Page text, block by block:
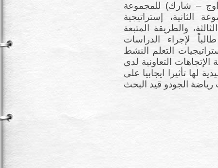
– شارك) للمجموعة
الثانية، إستراتيجية
والطريقة المتبعة
الرابعة، كما تم إختيار (20) طالباً لإجراء الدراسات
وأشارت أهم النتائج إلي: 1) إستراتيجيات التعلم النشط
الإتجاهات التعاونية لدى
2) الطريقة التقليدية لها تأثيرا ايجابيا على